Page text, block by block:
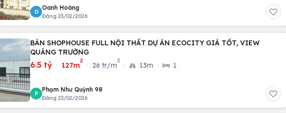
O
Oanh Hoàng
Đăng 23/02/2026
BÁN SHOPHOUSE FULL NỘI THẤT DỰ ÁN ECOCITY GIÁ TỐT, VIEW
QUẢNG TRƯỜNG
6.5 tỷ · 127m
2
· 26 tr/m
2
· 13m · 1
P
Phạm Như Quỳnh 98
Đăng 23/02/2026